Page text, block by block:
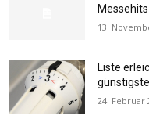
13.
Liste
24. Februar